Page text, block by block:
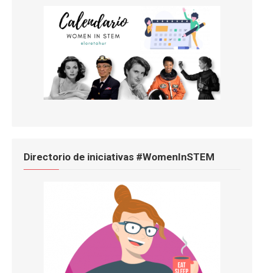
Directorio de iniciativas #WomenInSTEM